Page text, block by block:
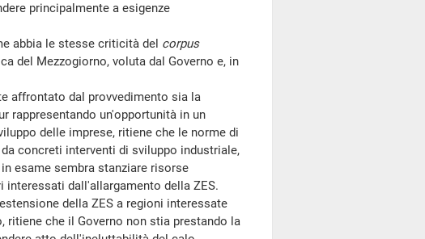
principalmente a esigenze
abbia le stesse criticità del corpus
del Mezzogiorno, voluta dal Governo e, in
affrontato dal provvedimento sia la
rappresentando un'opportunità in un
delle imprese, ritiene che le norme di
concreti interventi di sviluppo industriale,
esame sembra stanziare risorse
dall'allargamento della ZES.
della ZES a regioni interessate
ritiene che il Governo non stia prestando la